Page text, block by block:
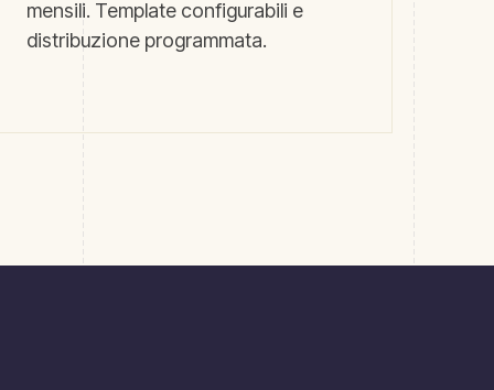
mensili. Template configurabili e
distribuzione programmata.